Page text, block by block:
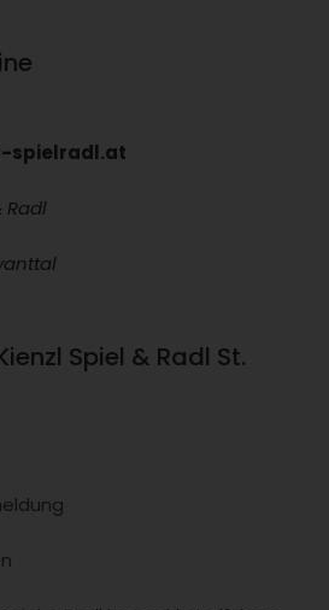
spielradl.at
Radl
Spiel & Radl St.